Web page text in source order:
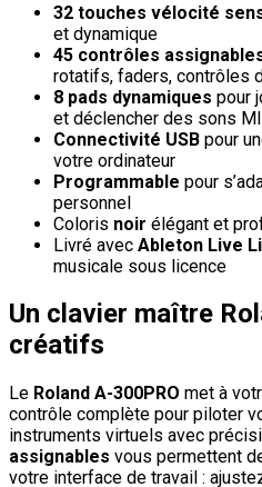
32 touches vélocité
et dynamique
45 contrôles
rotatifs, faders, contrôles
8 pads dynamiques pour
et déclencher des sons
Connectivité USB pour
votre ordinateur
Programmable pour
personnel
Coloris noir élégant et
Livré avec Ableton Live
musicale sous licence
Un clavier maître
créatifs
Le Roland A-300PRO met à
contrôle complète pour piloter
instruments virtuels avec
assignables vous permettent
votre interface de travail :